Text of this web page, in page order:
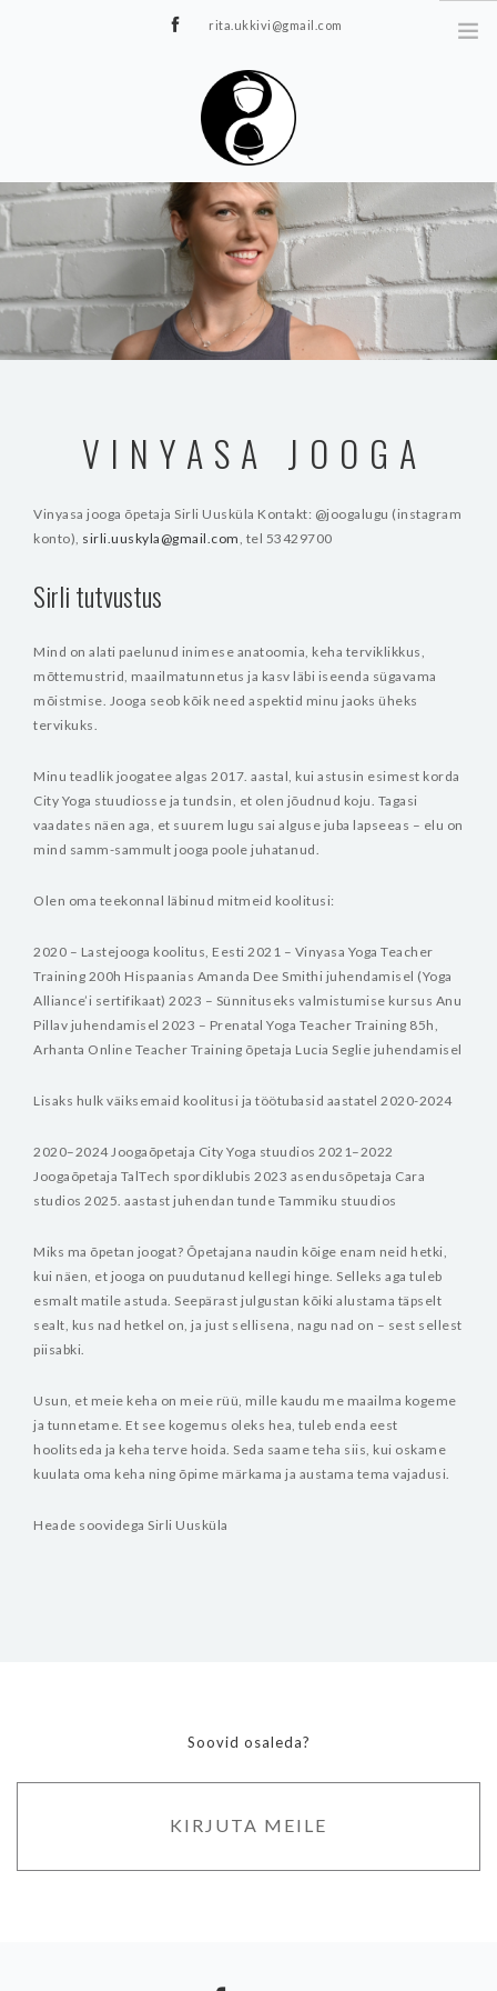
rita.ukkivi@gmail.com
STUUDIOST
TUNNIPLAAN
JOOGA/PILATES
TERAAPIA
ÜRITUSED
KONTAKT
VINYASA JOOGA
Vinyasa jooga õpetaja Sirli Uusküla Kontakt: @joogalugu (instagram
konto), sirli.uuskyla@gmail.com, tel 53429700
Sirli tutvustus
Mind on alati paelunud inimese anatoomia, keha terviklikkus,
mõttemustrid, maailmatunnetus ja kasv läbi iseenda sügavama
mõistmise. Jooga seob kõik need aspektid minu jaoks üheks
tervikuks.
Minu teadlik joogatee algas 2017. aastal, kui astusin esimest korda
City Yoga stuudiosse ja tundsin, et olen jõudnud koju. Tagasi
vaadates näen aga, et suurem lugu sai alguse juba lapseeas – elu on
mind samm-sammult jooga poole juhatanud.
Olen oma teekonnal läbinud mitmeid koolitusi:
2020 – Lastejooga koolitus, Eesti 2021 – Vinyasa Yoga Teacher
Training 200h Hispaanias Amanda Dee Smithi juhendamisel (Yoga
Alliance’i sertifikaat) 2023 – Sünnituseks valmistumise kursus Anu
Pillav juhendamisel 2023 – Prenatal Yoga Teacher Training 85h,
Arhanta Online Teacher Training õpetaja Lucia Seglie juhendamisel
Lisaks hulk väiksemaid koolitusi ja töötubasid aastatel 2020-2024
2020–2024 Joogaõpetaja City Yoga stuudios 2021–2022
Joogaõpetaja TalTech spordiklubis 2023 asendusõpetaja Cara
studios 2025. aastast juhendan tunde Tammiku stuudios
Miks ma õpetan joogat? Õpetajana naudin kõige enam neid hetki,
kui näen, et jooga on puudutanud kellegi hinge. Selleks aga tuleb
esmalt matile astuda. Seepärast julgustan kõiki alustama täpselt
sealt, kus nad hetkel on, ja just sellisena, nagu nad on – sest sellest
piisabki.
Usun, et meie keha on meie rüü, mille kaudu me maailma kogeme
ja tunnetame. Et see kogemus oleks hea, tuleb enda eest
hoolitseda ja keha terve hoida. Seda saame teha siis, kui oskame
kuulata oma keha ning õpime märkama ja austama tema vajadusi.
Heade soovidega Sirli Uusküla
Soovid osaleda?
KIRJUTA MEILE